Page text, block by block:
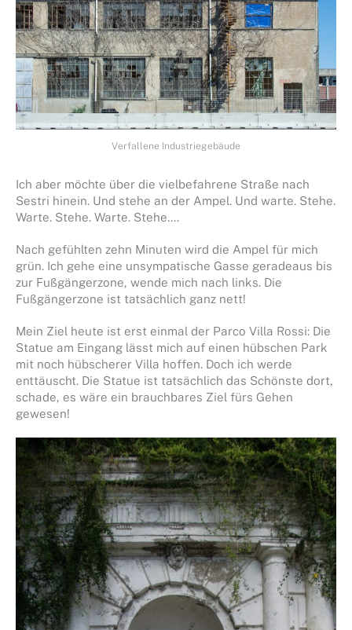
Verfallene Industriegebäude
Ich aber möchte über die vielbefahrene Straße nach
Sestri hinein. Und stehe an der Ampel. Und warte. Stehe.
Warte. Stehe. Warte. Stehe….
Nach gefühlten zehn Minuten wird die Ampel für mich
grün. Ich gehe eine unsympatische Gasse geradeaus bis
zur Fußgängerzone, wende mich nach links. Die
Fußgängerzone ist tatsächlich ganz nett!
Mein Ziel heute ist erst einmal der Parco Villa Rossi: Die
Statue am Eingang lässt mich auf einen hübschen Park
mit noch hübscherer Villa hoffen. Doch ich werde
enttäuscht. Die Statue ist tatsächlich das Schönste dort,
schade, es wäre ein brauchbares Ziel fürs Gehen
gewesen!